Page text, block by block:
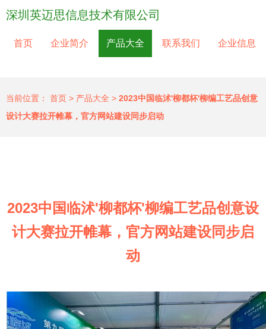
深圳英迈思信息技术有限公司
首页 企业简介 产品大全 联系我们 企业信息
当前位置： 首页 > 产品大全 > 2023中国临沭'柳都杯'柳编工艺品创意
设计大赛拉开帷幕，官方网站建设同步启动
2023中国临沭'柳都杯'柳编工艺品创意设
计大赛拉开帷幕，官方网站建设同步启
动